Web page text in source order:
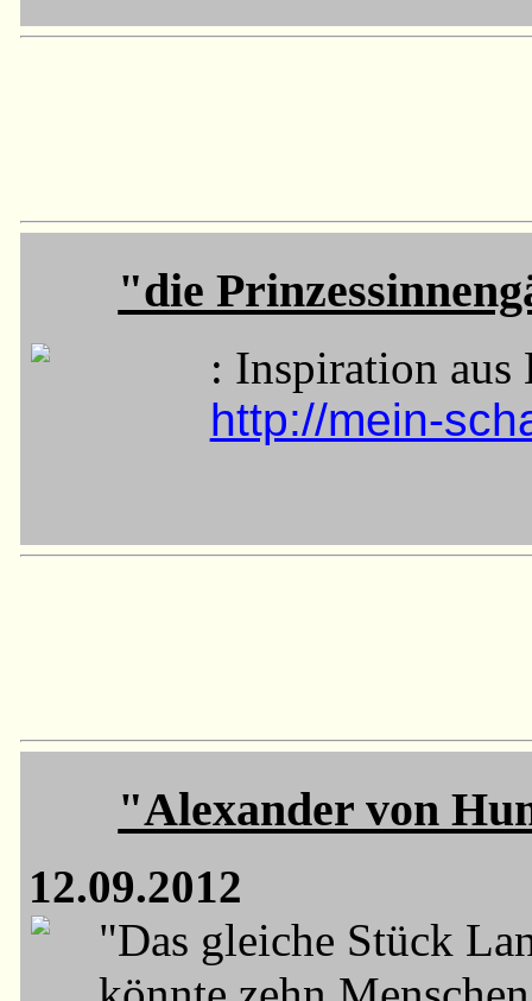
"die
: Inspiration aus
http://mein-
"Alexander von
12.09.2012
"Das gleiche Stück